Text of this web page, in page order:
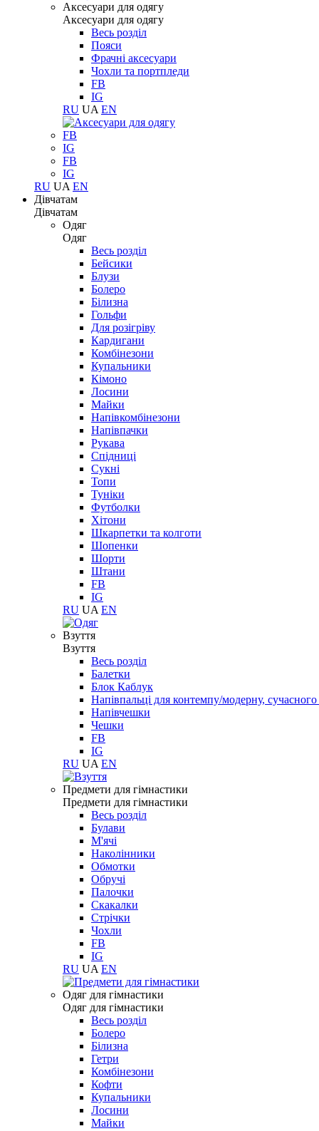
Aксесуари для одягу
Aксесуари для одягу
Весь розділ
Пояси
Фрачні аксесуари
Чохли та портпледи
FB
IG
RU UA EN
FB
IG
FB
IG
RU UA EN
Дівчатам
Дівчатам
Одяг
Одяг
Весь розділ
Бейсики
Блузи
Болеро
Білизна
Гольфи
Для розігріву
Кардигани
Комбінезони
Купальники
Кімоно
Лосини
Майки
Напівкомбінезони
Напівпачки
Рукава
Спідниці
Сукні
Топи
Туніки
Футболки
Хітони
Шкарпетки та колготи
Шопенки
Шорти
Штани
FB
IG
RU UA EN
Взуття
Взуття
Весь розділ
Балетки
Блок Каблук
Напівпальці для контемпу/модерну,
Напівчешки
Чешки
FB
IG
RU UA EN
Предмети для гімнастики
Предмети для гімнастики
Весь розділ
Булави
М'ячі
Наколінники
Обмотки
Обручі
Палочки
Скакалки
Стрічки
Чохли
FB
IG
RU UA EN
Одяг для гімнастики
Одяг для гімнастики
Весь розділ
Болеро
Білизна
Гетри
Комбінезони
Кофти
Купальники
Лосини
Майки